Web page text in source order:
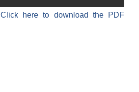
Click here to download the PDF